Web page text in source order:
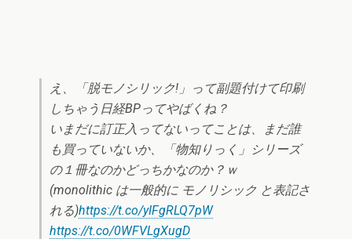
え、「脱モノシリック!」って副題付けて印刷
しちゃう日経BPってやばくね？
いまだに訂正入ってないってことは、まだ誰
も買っていないか、「物知りっく」シリーズ
の１冊なのかどっちかなのか？ｗ
(monolithic は一般的に モノリシック と表記さ
れる)https://t.co/yIFgRLQ7pW
https://t.co/0WFVLgXugD